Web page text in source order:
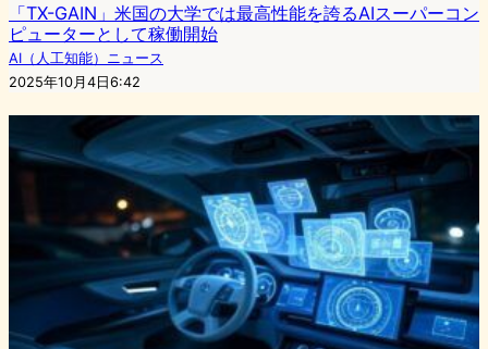
「TX-GAIN」米国の大学では最高性能を誇るAIスーパーコン
ピューターとして稼働開始
AI（人工知能）ニュース
2025年10月4日6:42